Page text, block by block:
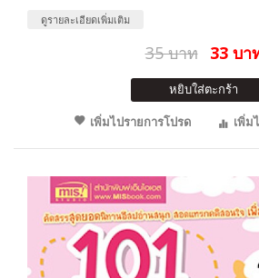
ดูรายละเอียดเพิ่มเติม
35 บาท 33 บา
หยิบใส่ตะกร้า
เพิ่มไปรายการโปรด
เพิ่ม